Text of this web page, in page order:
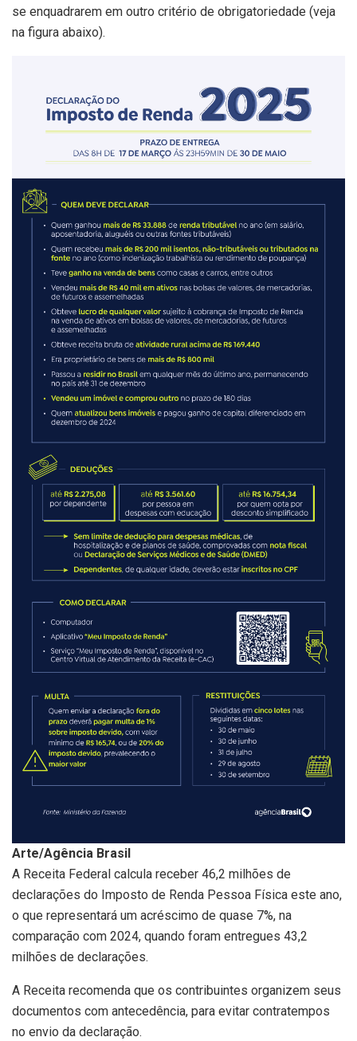
se enquadrarem em outro critério de obrigatoriedade (veja
na figura abaixo).
Arte/Agência Brasil
A Receita Federal calcula receber 46,2 milhões de
declarações do Imposto de Renda Pessoa Física este ano,
o que representará um acréscimo de quase 7%, na
comparação com 2024, quando foram entregues 43,2
milhões de declarações.
A Receita recomenda que os contribuintes organizem seus
documentos com antecedência, para evitar contratempos
no envio da declaração.